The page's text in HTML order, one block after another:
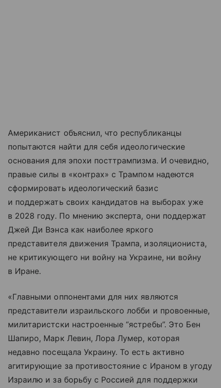
Американист объяснил, что республиканцы
попытаются найти для себя идеологические
основания для эпохи посттрампизма. И очевидно,
правые силы в «контрах» с Трампом надеются
сформировать идеологический базис
и поддержать своих кандидатов на выборах уже
в 2028 году. По мнению эксперта, они поддержат
Джей Ди Вэнса как наиболее яркого
представителя движения Трампа, изоляциониста,
не критикующего ни войну на Украине, ни войну
в Иране.
«Главными оппонентами для них являются
представители израильского лобби и провоенные,
милитаристски настроенные “ястребы”. Это Бен
Шапиро, Марк Левин, Лора Лумер, которая
недавно посещала Украину. То есть активно
агитирующие за противостояние с Ираном в угоду
Израилю и за борьбу с Россией для поддержки